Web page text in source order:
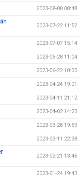
2023-08-08 08:48
2023-07-22 11:52
2023-07-07 15:14
2023-06-28 11:04
2023-06-22 10:00
2023-04-24 19:01
2023-04-11 21:12
2023-04-02 14:23
2023-03-28 19:59
2023-03-11 22:38
2023-02-21 13:46
2023-01-24 19:43